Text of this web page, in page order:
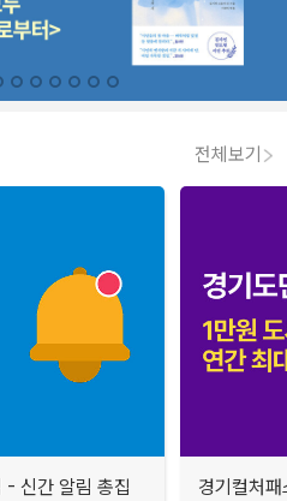
전체보기
- 신간 알림 총집
경기컬처